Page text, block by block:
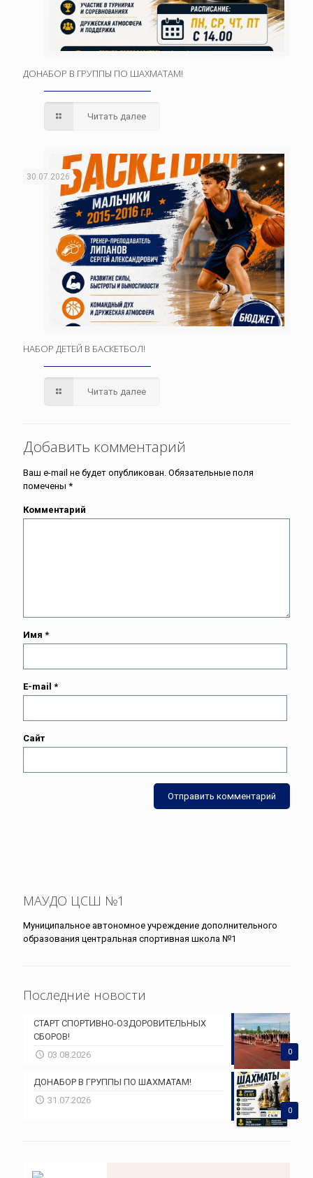
ДОНАБОР В ГРУППЫ ПО ШАХМАТАМ!
Читать далее
30.07.2026
НАБОР ДЕТЕЙ В БАСКЕТБОЛ!
Читать далее
Добавить комментарий
Ваш e-mail не будет опубликован. Обязательные поля
помечены *
Комментарий
Имя *
E-mail *
Сайт
МАУДО ЦСШ №1
Муниципальное автономное учреждение дополнительного
образования центральная спортивная школа №1
Последние новости
0
СТАРТ СПОРТИВНО-ОЗДОРОВИТЕЛЬНЫХ
СБОРОВ!
03.08.2026
0
ДОНАБОР В ГРУППЫ ПО ШАХМАТАМ!
31.07.2026